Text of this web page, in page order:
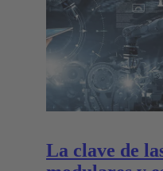
La clave de